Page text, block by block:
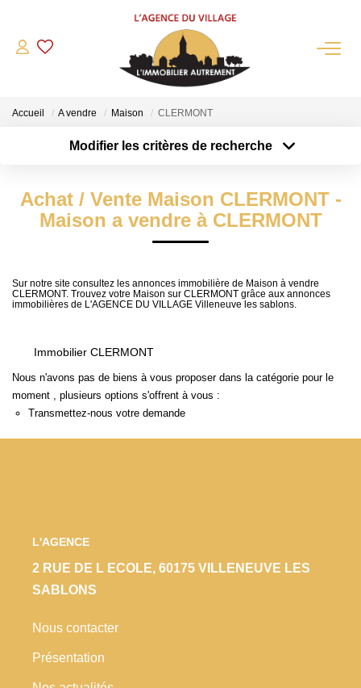
QUI SOMMES-NOUS?
L'agence
Notre Équipe
Nos Partenaires
NOS ACTUALITÉS
ACHETER
Pavillons Et Villas
Locaux Commerciaux
Appartements
VENTES INTERACTIVES
Accueil A vendre Maison CLERMONT
Modifier les critères de recherche
Sélectionnez...
Type de bien
Surface min
Créer une alerte
Achat / Vente Maison CLERMONT -
Maison a vendre à CLERMONT
Sur notre site consultez les annonces immobilière de Maison à vendre
CLERMONT. Trouvez votre Maison sur CLERMONT grâce aux annonces
immobilières de L'AGENCE DU VILLAGE Villeneuve les sablons.
Immobilier CLERMONT
Nous n'avons pas de biens à vous proposer dans la catégorie pour le
moment , plusieurs options s'offrent à vous :
Transmettez-nous votre demande
L'AGENCE
2 RUE DE L ECOLE, 60175 VILLENEUVE LES
SABLONS
Nous contacter
Présentation